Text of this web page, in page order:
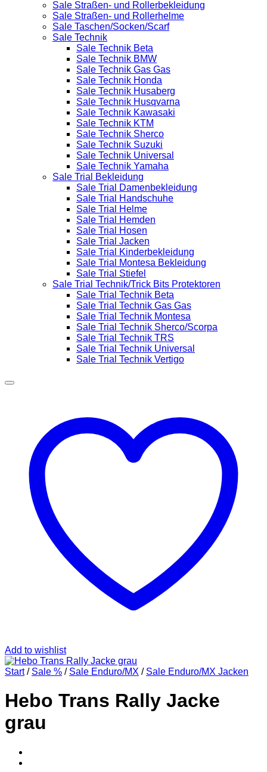
Sale Straßen- und Rollerbekleidung
Sale Straßen- und Rollerhelme
Sale Taschen/Socken/Scarf
Sale Technik
Sale Technik Beta
Sale Technik BMW
Sale Technik Gas Gas
Sale Technik Honda
Sale Technik Husaberg
Sale Technik Husqvarna
Sale Technik Kawasaki
Sale Technik KTM
Sale Technik Sherco
Sale Technik Suzuki
Sale Technik Universal
Sale Technik Yamaha
Sale Trial Bekleidung
Sale Trial Damenbekleidung
Sale Trial Handschuhe
Sale Trial Helme
Sale Trial Hemden
Sale Trial Hosen
Sale Trial Jacken
Sale Trial Kinderbekleidung
Sale Trial Montesa Bekleidung
Sale Trial Stiefel
Sale Trial Technik/Trick Bits Protektoren
Sale Trial Technik Beta
Sale Trial Technik Gas Gas
Sale Trial Technik Montesa
Sale Trial Technik Sherco/Scorpa
Sale Trial Technik TRS
Sale Trial Technik Universal
Sale Trial Technik Vertigo
Add to wishlist
Start / Sale % / Sale Enduro/MX / Sale Enduro/MX Jacken
Hebo Trans Rally Jacke
grau